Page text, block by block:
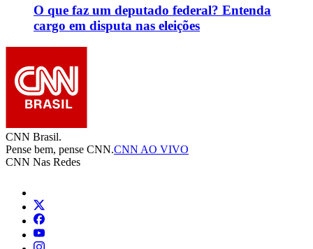
O que faz um deputado federal? Entenda
cargo em disputa nas eleições
CNN Brasil.
Pense bem, pense CNN.CNN AO VIVO
CNN Nas Redes